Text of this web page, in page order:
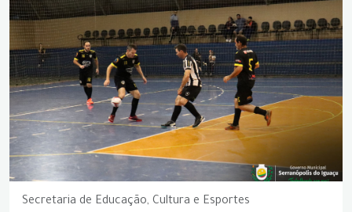
Secretaria de Educação, Cultura e Esportes